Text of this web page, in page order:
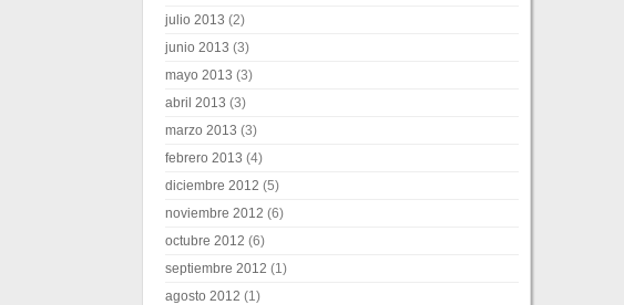
julio 2013 (2)
junio 2013 (3)
mayo 2013 (3)
abril 2013 (3)
marzo 2013 (3)
febrero 2013 (4)
diciembre 2012 (5)
noviembre 2012 (6)
octubre 2012 (6)
septiembre 2012 (1)
agosto 2012 (1)